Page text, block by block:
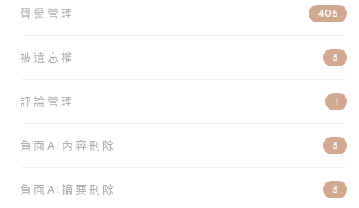
聲譽管理 406
被遺忘權 3
評論管理 1
負面AI內容刪除 3
負面AI摘要刪除 3